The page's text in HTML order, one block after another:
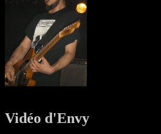
Vidéo d'Envy